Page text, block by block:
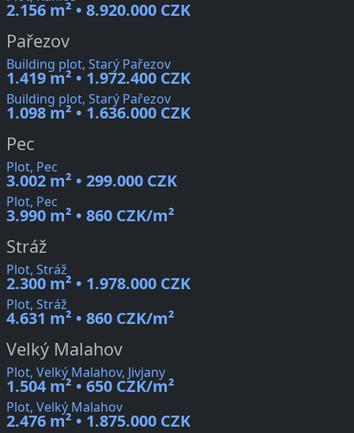
2.156 m² • 8.920.000 CZK
Pařezov
Building plot, Starý Pařezov
1.419 m² • 1.972.400 CZK
Building plot, Starý Pařezov
1.098 m² • 1.636.000 CZK
Pec
Plot, Pec
3.002 m² • 299.000 CZK
Plot, Pec
3.990 m² • 860 CZK/m²
Stráž
Plot, Stráž
2.300 m² • 1.978.000 CZK
Plot, Stráž
4.631 m² • 860 CZK/m²
Velký Malahov
Plot, Velký Malahov, Jivjany
1.504 m² • 650 CZK/m²
Plot, Velký Malahov
2.476 m² • 1.875.000 CZK